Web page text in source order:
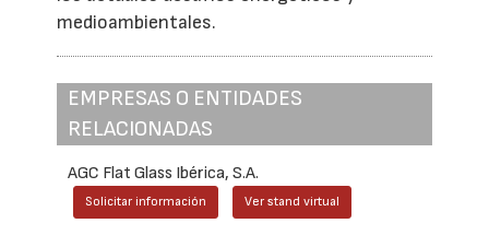
medioambientales.
EMPRESAS O ENTIDADES
RELACIONADAS
AGC Flat Glass Ibérica, S.A.
Solicitar información Ver stand virtual